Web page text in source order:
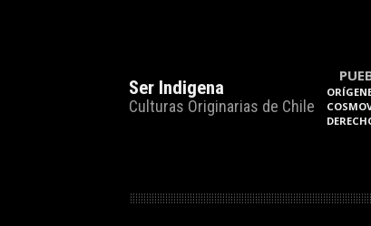
Ser Indigena
Culturas Originarias de Chile